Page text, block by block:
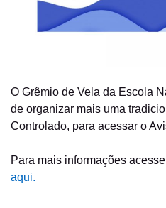
O Grêmio de Vela da Escola
de organizar mais uma
Controlado, para acessar o
Para mais informações
aqui.